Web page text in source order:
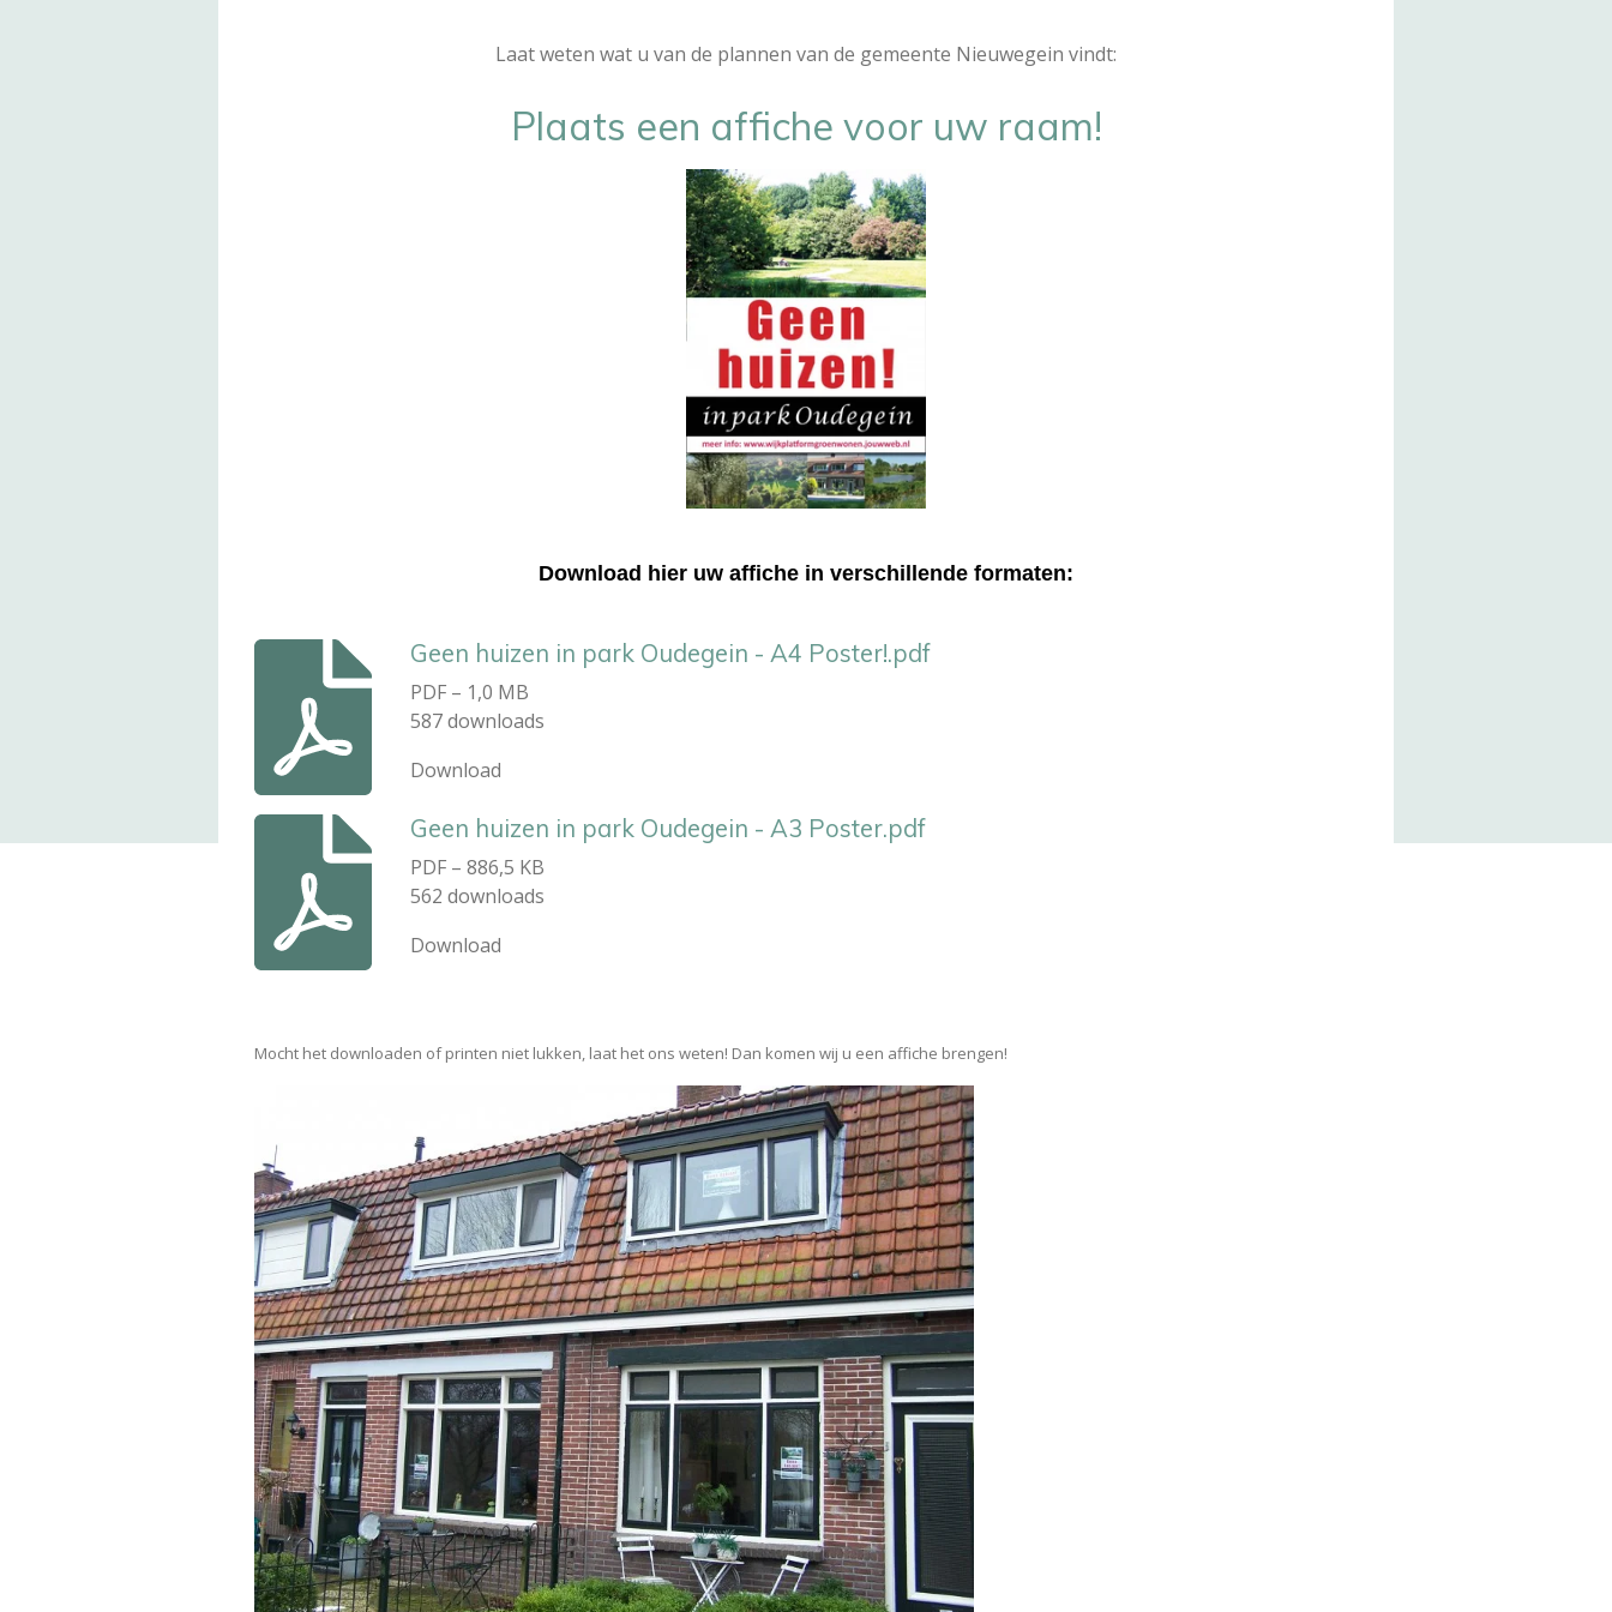
Laat weten wat u van de plannen van de gemeente Nieuwegein vindt:
Plaats een affiche voor uw raam!
Download hier uw affiche in verschillende formaten:
Geen huizen in park Oudegein - A4 Poster!.pdf
PDF – 1,0 MB
587 downloads
Download
Geen huizen in park Oudegein - A3 Poster.pdf
PDF – 886,5 KB
562 downloads
Download
Mocht het downloaden of printen niet lukken, laat het ons weten! Dan komen wij u een affiche brengen!